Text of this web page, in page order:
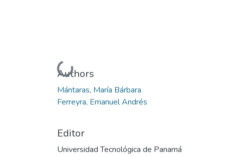
Cargando...
Authors
Mántaras, María Bárbara
Ferreyra, Emanuel Andrés
Editor
Universidad Tecnológica de Panamá